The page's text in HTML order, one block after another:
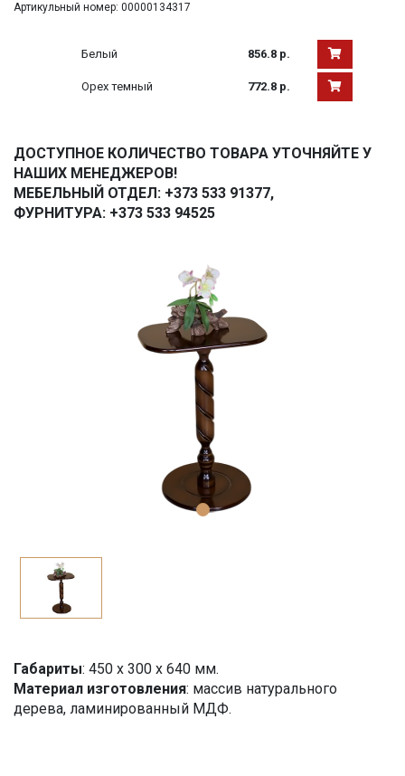
Габариты: 450 х 300 х 640 мм.
Материал изготовления: массив натурального
дерева, ламинированный МДФ.
Артикульный номер: 00000134317
Белый 856.8 р.
Орех темный 772.8 р.
ДОСТУПНОЕ КОЛИЧЕСТВО ТОВАРА УТОЧНЯЙТЕ У
НАШИХ МЕНЕДЖЕРОВ!
МЕБЕЛЬНЫЙ ОТДЕЛ: +373 533 91377,
ФУРНИТУРА: +373 533 94525